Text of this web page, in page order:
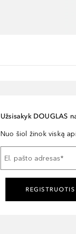
Užsisakyk DOUGLAS
Nuo šiol žinok viską
El. pašto adresas*
REGISTRUOTIS